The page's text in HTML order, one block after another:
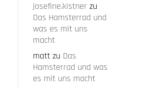
josefine.kistner zu
Das Hamsterrad und
was es mit uns
macht
matt zu Das
Hamsterrad und was
es mit uns macht